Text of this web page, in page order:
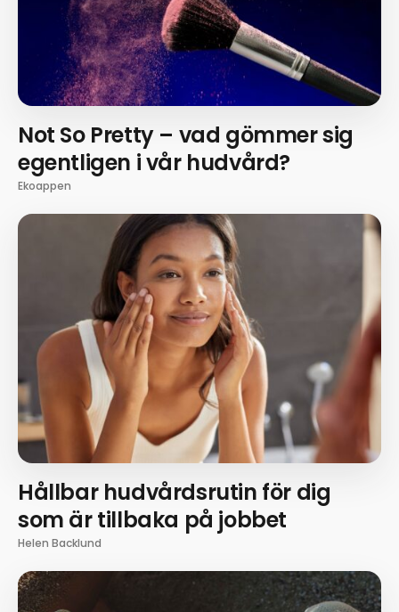
Not So Pretty – vad gömmer sig
egentligen i vår hudvård?
Ekoappen
Hållbar hudvårdsrutin för dig
som är tillbaka på jobbet
Helen Backlund